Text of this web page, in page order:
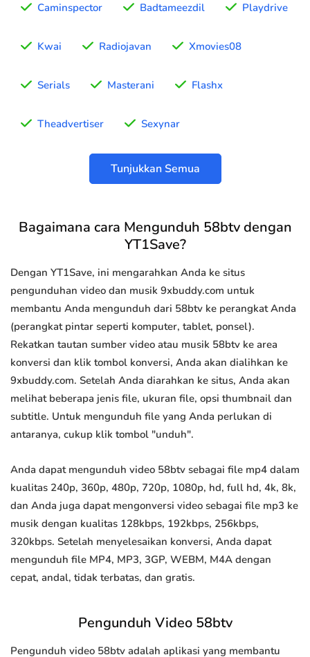
Caminspector Badtameezdil Playdrive
Kwai Radiojavan Xmovies08
Serials Masterani Flashx
Theadvertiser Sexynar
Tunjukkan Semua
Bagaimana cara Mengunduh 58btv dengan
YT1Save?
Dengan YT1Save, ini mengarahkan Anda ke situs
pengunduhan video dan musik 9xbuddy.com untuk
membantu Anda mengunduh dari 58btv ke perangkat Anda
(perangkat pintar seperti komputer, tablet, ponsel).
Rekatkan tautan sumber video atau musik 58btv ke area
konversi dan klik tombol konversi, Anda akan dialihkan ke
9xbuddy.com. Setelah Anda diarahkan ke situs, Anda akan
melihat beberapa jenis file, ukuran file, opsi thumbnail dan
subtitle. Untuk mengunduh file yang Anda perlukan di
antaranya, cukup klik tombol "unduh".
Anda dapat mengunduh video 58btv sebagai file mp4 dalam
kualitas 240p, 360p, 480p, 720p, 1080p, hd, full hd, 4k, 8k,
dan Anda juga dapat mengonversi video sebagai file mp3 ke
musik dengan kualitas 128kbps, 192kbps, 256kbps,
320kbps. Setelah menyelesaikan konversi, Anda dapat
mengunduh file MP4, MP3, 3GP, WEBM, M4A dengan
cepat, andal, tidak terbatas, dan gratis.
Pengunduh Video 58btv
Pengunduh video 58btv adalah aplikasi yang membantu